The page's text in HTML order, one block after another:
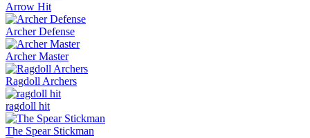
Arrow Hit
Archer Defense
Archer Master
Ragdoll Archers
ragdoll hit
The Spear Stickman